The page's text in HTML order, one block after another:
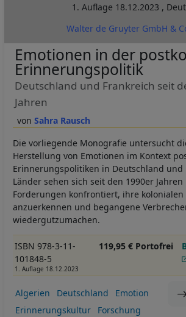
1. Auflage 18.12.2023 ,
Walter de Gruyter GmbH &
Sahra Rausch
Emotionen in der
Erinnerungspolitik
Deutschland und Frankreich seit
Jahren
Die vorliegende Monografie untersucht
Herstellung von Emotionen im Kontext
Erinnerungspolitiken in Deutschland und
Länder sehen sich seit den 1990er
Forderungen konfrontiert, ihre
anzuerkennen und begangene
wiedergutzumachen.
ISBN 978-3-11-
101848-5
1. Auflage 18.12.2023
119,95 € Portofrei
Algerien Deutschland
Emotion
Erinnerungskultur
Forschung